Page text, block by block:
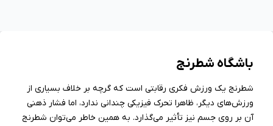
باشگاه شطرنج
شطرنج یک ورزش فکری رقابتی است که گرچه بر خلاف بسیاری از
ورزش‌های دیگر، ظاهرا تحرک فیزیکی چندانی ندارد، اما فشار ذهنی
آن بر روی جسم نیز تأثیر می‌گذارد. به همین خاطر می‌توان شطرنج